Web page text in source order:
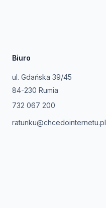
Biuro
ul. Gdańska 39/45
84-230 Rumia
732 067 200
ratunku@chcedointernetu.pl